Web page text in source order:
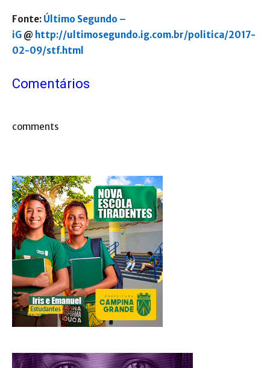
Fonte: Último Segundo –
iG @ http://ultimosegundo.ig.com.br/politica/2017-
02-09/stf.html
Comentários
comments